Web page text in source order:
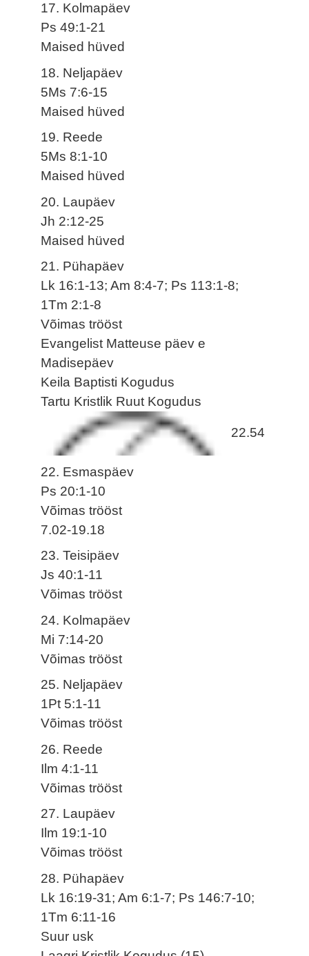
17. Kolmapäev
Ps 49:1-21
Maised hüved
18. Neljapäev
5Ms 7:6-15
Maised hüved
19. Reede
5Ms 8:1-10
Maised hüved
20. Laupäev
Jh 2:12-25
Maised hüved
21. Pühapäev
Lk 16:1-13; Am 8:4-7; Ps 113:1-8;
1Tm 2:1-8
Võimas trööst
Evangelist Matteuse päev e
Madisepäev
Keila Baptisti Kogudus
Tartu Kristlik Ruut Kogudus
22.54
22. Esmaspäev
Ps 20:1-10
Võimas trööst
7.02-19.18
23. Teisipäev
Js 40:1-11
Võimas trööst
24. Kolmapäev
Mi 7:14-20
Võimas trööst
25. Neljapäev
1Pt 5:1-11
Võimas trööst
26. Reede
Ilm 4:1-11
Võimas trööst
27. Laupäev
Ilm 19:1-10
Võimas trööst
28. Pühapäev
Lk 16:19-31; Am 6:1-7; Ps 146:7-10;
1Tm 6:11-16
Suur usk